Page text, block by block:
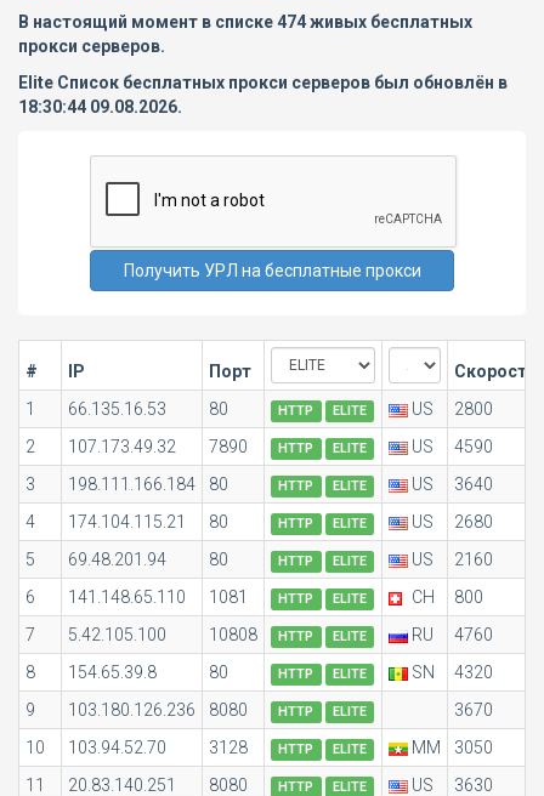
В настоящий момент в списке 474 живых бесплатных
прокси серверов.
Elite Список бесплатных прокси серверов был обновлён в
18:30:44 09.08.2026.
# IP Порт
Скорость
1
66.135.16.53 80 HTTP ELITE US
2800
2
107.173.49.32 7890 HTTP ELITE US
4590
3
198.111.166.184 80 HTTP ELITE US
3640
4
174.104.115.21 80 HTTP ELITE US
2680
5
69.48.201.94 80 HTTP ELITE US
2160
6
141.148.65.110 1081 HTTP ELITE CH
800
7
5.42.105.100 10808 HTTP ELITE RU
4760
8
154.65.39.8 80 HTTP ELITE SN
4320
9
103.180.126.236 8080 HTTP ELITE
3670
10
103.94.52.70 3128 HTTP ELITE MM
3050
11
20.83.140.251 8080 HTTP ELITE US
3630